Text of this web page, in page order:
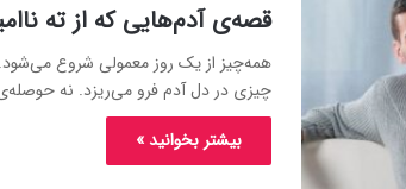
قصه‌ی آدم‌هایی که از ته
همه‌چیز از یک روز معمولی شروع
چیزی در دل آدم فرو می‌ریزد. نه
بیشتر بخوانید »